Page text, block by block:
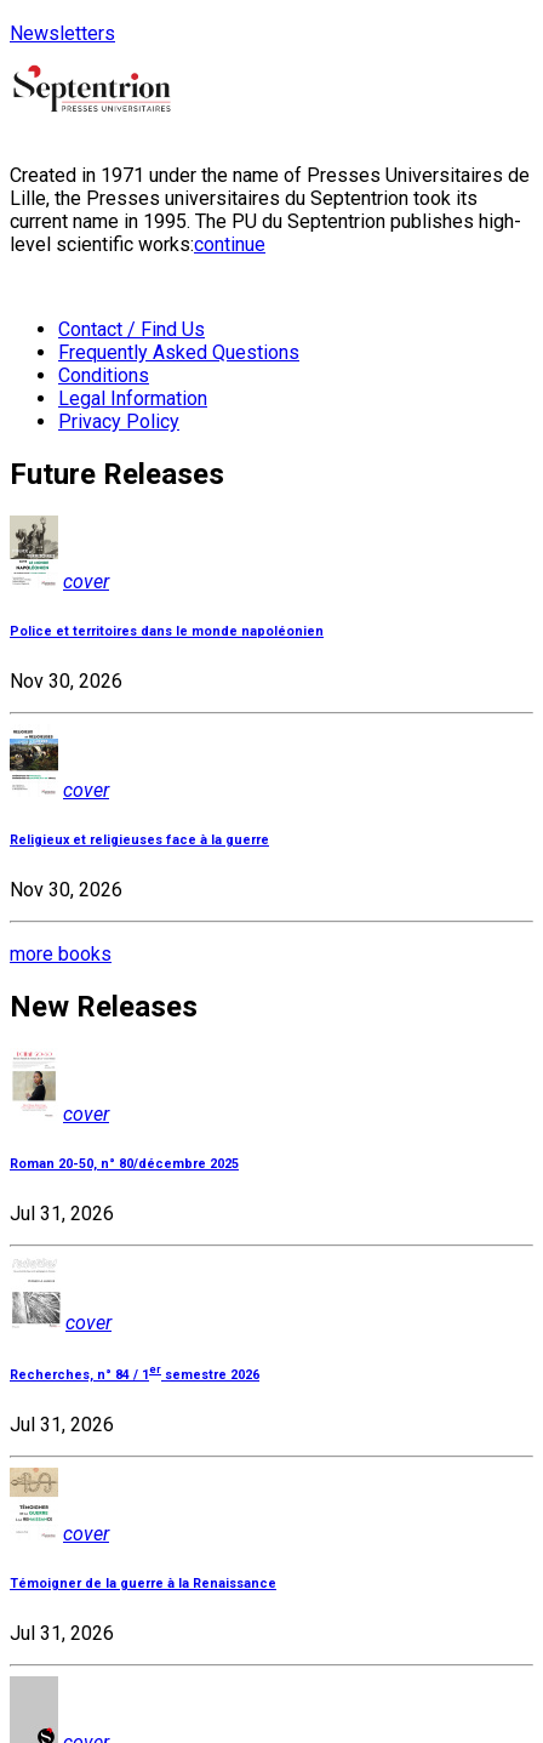
Newsletters
Created in 1971 under the name of Presses Universitaires de
Lille, the Presses universitaires du Septentrion took its
current name in 1995. The PU du Septentrion publishes high-
level scientific works:continue
Contact / Find Us
Frequently Asked Questions
Conditions
Legal Information
Privacy Policy
Future Releases
cover
Police et territoires dans le monde napoléonien
Nov 30, 2026
cover
Religieux et religieuses face à la guerre
Nov 30, 2026
more books
New Releases
cover
Roman 20-50, n° 80/décembre 2025
Jul 31, 2026
cover
Recherches, n° 84 / 1 er semestre 2026
Jul 31, 2026
cover
Témoigner de la guerre à la Renaissance
Jul 31, 2026